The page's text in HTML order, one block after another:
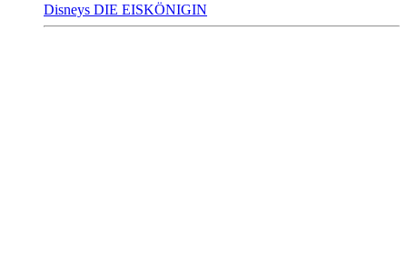
Disneys DIE EISKÖNIGIN